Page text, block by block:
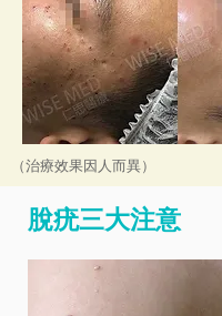
（治療效果因人而異）
脫疣三大注意